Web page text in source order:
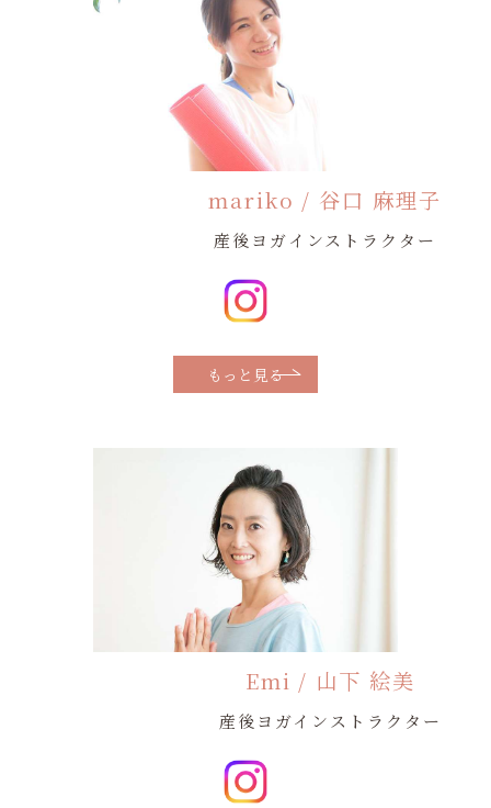
mariko / 谷口 麻理子
産後ヨガインストラクター
もっと見る
Emi / 山下 絵美
産後ヨガインストラクター